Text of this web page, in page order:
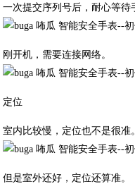
一次提交序列号后，耐心等待
刚开机，需要连接网络。
定位
室内比较慢，定位也不是很准
但是室外还好，定位还算准。